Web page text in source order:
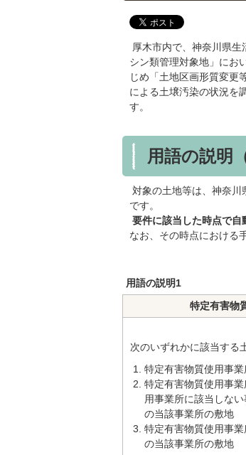
厚木市内で、神奈川県
シン類管理対象地」にお
じめ「土地区画形質変更
による土壌汚染の状況を
す。
用語の説明
対象の土地等は、神奈川
です。
要件に該当した時点で自
なお、その時点における
用語の説明1
特定有害物
次のいずれかに該当する
特定有害物質使用事
特定有害物質使用事
用事業所に該当しな
の当該事業所の敷地
特定有害物質使用事
の当該事業所の敷地